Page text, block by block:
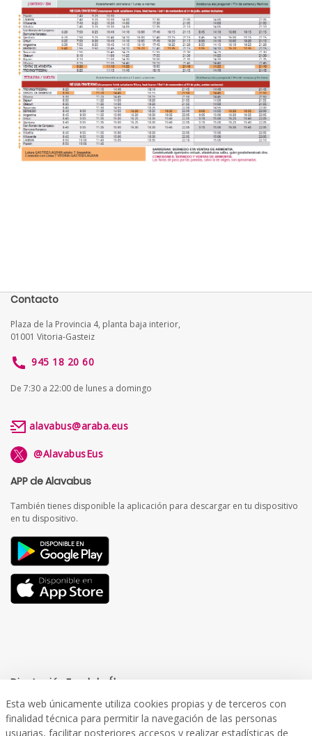
Contacto
Plaza de la Provincia 4, planta baja interior,
01001 Vitoria-Gasteiz
945 18 20 60
De 7:30 a 22:00 de lunes a domingo
alavabus@araba.eus
@AlavabusEus
APP de Alavabus
También tienes disponible la aplicación para descargar en tu dispositivo
en tu dispositivo.
Diputación Foral de Álava
Esta web únicamente utiliza cookies propias y de terceros con
finalidad técnica para permitir la navegación de las personas
usuarias, facilitar posteriores accesos y realizar estadísticas de